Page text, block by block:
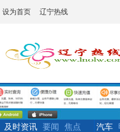
设为首页 辽宁热线
及时资讯 要闻
焦点
汽车